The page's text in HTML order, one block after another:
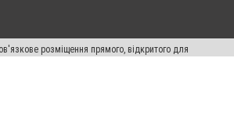
розміщення прямого, відкритого для